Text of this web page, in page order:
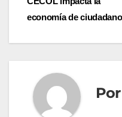
de
entradas
economía de
Por